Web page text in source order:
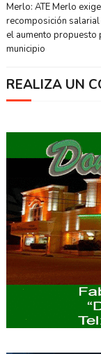
Merlo: ATE Merlo
recomposición salarial
el aumento propuesto
municipio
REALIZA UN